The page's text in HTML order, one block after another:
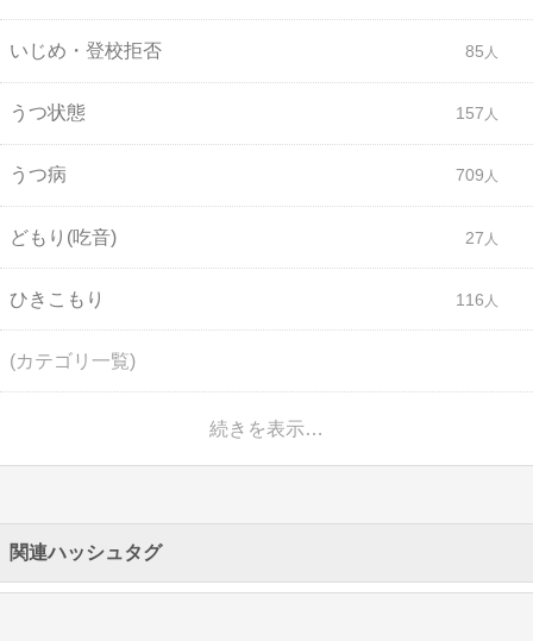
いじめ・登校拒否 85
うつ状態 157
うつ病 709
どもり(吃音) 27
ひきこもり 116
(カテゴリ一覧)
続きを表示…
関連ハッシュタグ